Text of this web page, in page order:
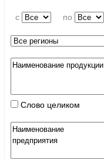
c по
Слово целиком